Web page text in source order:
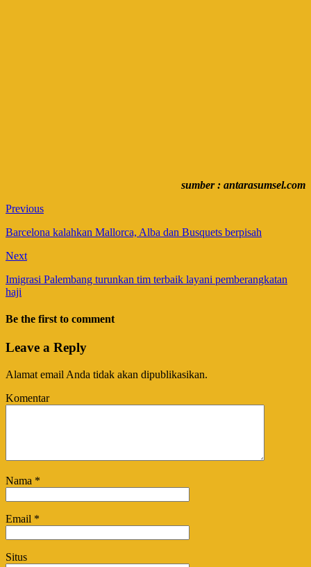
sumber : antarasumsel.com
Previous
Barcelona kalahkan Mallorca, Alba dan Busquets berpisah
Next
Imigrasi Palembang turunkan tim terbaik layani pemberangkatan
haji
Be the first to comment
Leave a Reply
Alamat email Anda tidak akan dipublikasikan.
Komentar
Nama *
Email *
Situs